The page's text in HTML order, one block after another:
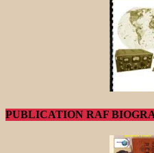
PUBLICATION RAF